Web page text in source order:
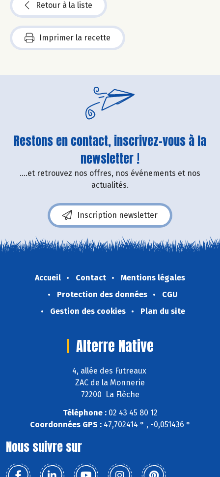
Retour à la liste
Imprimer la recette
Restons en contact, inscrivez-vous à la
newsletter !
....et retrouvez nos offres, nos événements et nos
actualités.
Inscription newsletter
Accueil Contact
Mentions légales
Protection des données
CGU
Gestion des cookies
Plan du site
Alterre Native
4, allée des Futreaux
ZAC de la Monnerie
72200 La Flèche
Téléphone :02 43 45 80 12
Coordonnées GPS :47,702414 ° , -0,051436 °
Nous suivre sur